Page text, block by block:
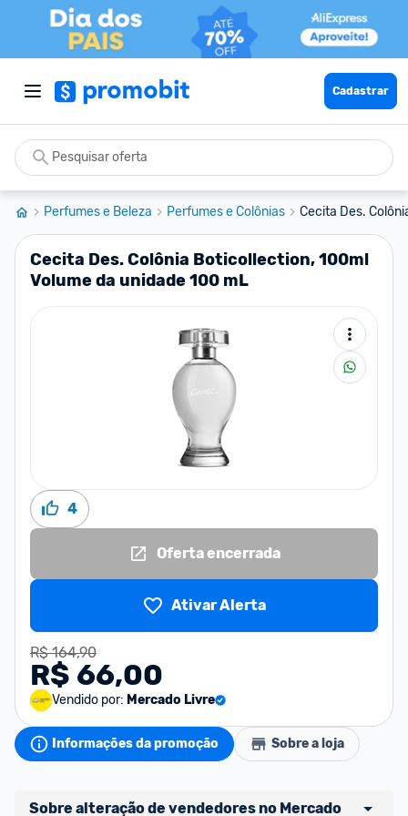
Cadastrar
Perfumes e Beleza Perfumes e Colônias Cecita Des.
Cecita Des. Colônia Boticollection, 100ml
Volume da unidade 100 mL
4
Oferta encerrada
Ativar Alerta
R$ 164,90
R$ 66,00
Vendido por: Mercado Livre
Informações da promoção Sobre a loja
Sobre alteração de vendedores no Mercado